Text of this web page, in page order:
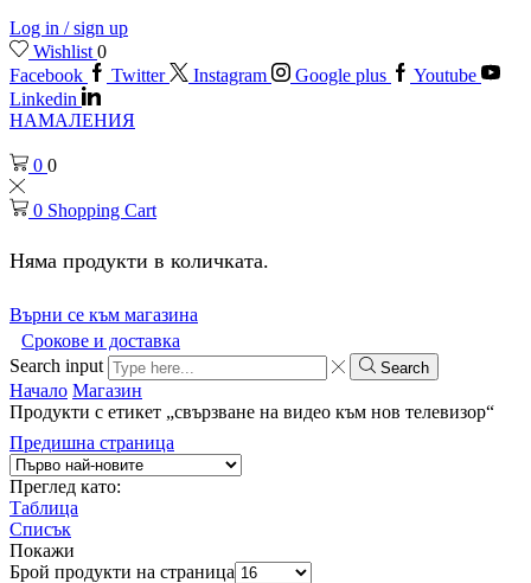
Log in / sign up
Wishlist 0
Facebook
Twitter Instagram Google plus
Youtube
Linkedin
НАМАЛЕНИЯ
0 0
0 Shopping Cart
Няма продукти в количката.
Върни се към магазина
Срокове и доставка
Search input
Search
Начало Магазин
Продукти с етикет „свързване на видео към нов телевизор“
Предишна страница
Преглед като:
Таблица
Списък
Покажи
Брой продукти на страница